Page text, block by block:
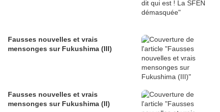
Fausses nouvelles et vrais
mensonges sur Fukushima (III)
Fausses nouvelles et vrais
mensonges sur Fukushima (II)